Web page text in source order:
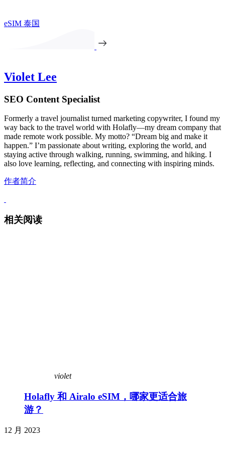
eSIM 泰国
Violet Lee
SEO Content Specialist
Formerly a travel journalist turned marketing copywriter, I found my
way back to the travel world with Holafly—my dream company that
made remote work possible. My motto? “Dream big and make it
happen.” I’m passionate about writing, exploring the world, and
staying active through walking, running, swimming, and hiking. I
also love learning, reflecting, and connecting with inspiring minds.
作者简介
相关阅读
violet
Holafly 和 Airalo eSIM，哪家更适合旅
游？
12 月 2023